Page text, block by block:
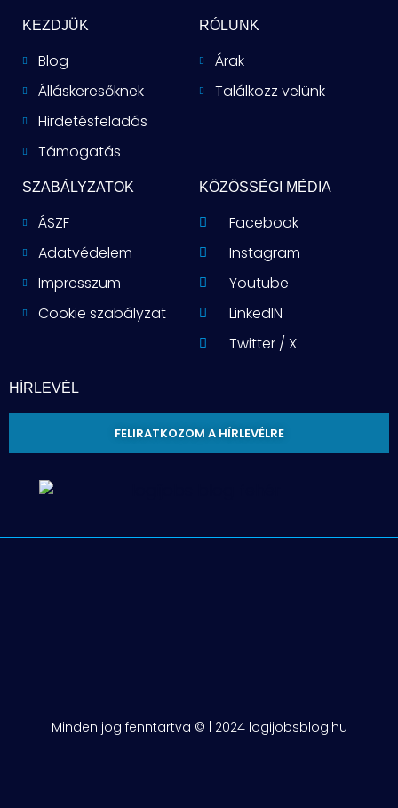
KEZDJÜK
Blog
Álláskeresőknek
Hirdetésfeladás
Támogatás
RÓLUNK
Árak
Találkozz velünk
SZABÁLYZATOK
ÁSZF
Adatvédelem
Impresszum
Cookie szabályzat
KÖZÖSSÉGI MÉDIA
Facebook
Instagram
Youtube
LinkedIN
Twitter / X
HÍRLEVÉL
FELIRATKOZOM A HÍRLEVÉLRE
Minden jog fenntartva © | 2024 logijobsblog.hu